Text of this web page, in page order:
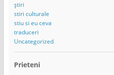
știri
stiri culturale
stiu si eu ceva
traduceri
Uncategorized
Prieteni